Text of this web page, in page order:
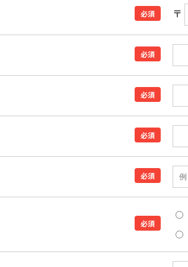
必須 〒
必須
必須
必須
必須
必須